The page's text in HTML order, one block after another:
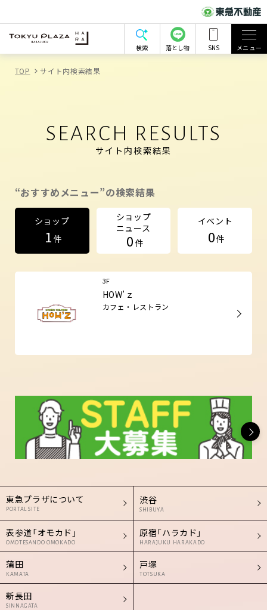
検索 落とし物 SNS メニュー
TOP サイト内検索結果
SEARCH RESULTS
サイト内検索結果
“おすすめメニュー”の検索結果
ショップ
1 件
ショップ
ニュース
0 件
イベント
0件
3F
HOW’ｚ
カフェ・レストラン
東急プラザについて
PORTAL SITE
渋谷
SHIBUYA
表参道「オモカド」
OMOTESANDO OMOKADO
原宿「ハラカド」
HARAJUKU HARAKADO
蒲田
KAMATA
戸塚
TOTSUKA
新長田
SINNAGATA